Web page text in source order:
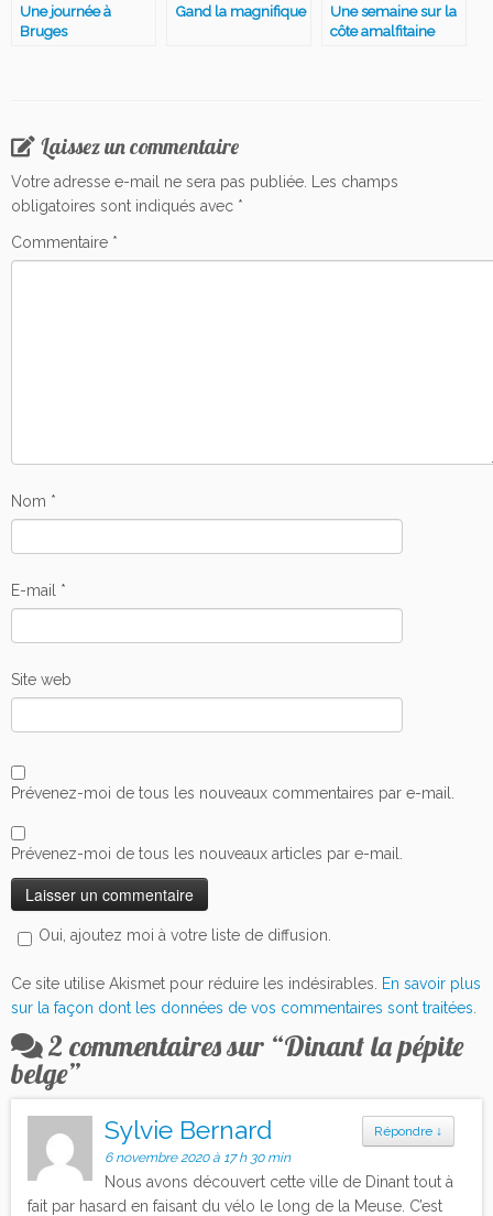
Une journée à
Bruges
Gand la magnifique
Une semaine sur la
côte amalfitaine
Laissez un commentaire
Votre adresse e-mail ne sera pas publiée.
Les champs
obligatoires sont indiqués avec *
Commentaire *
Nom *
E-mail *
Site web
Prévenez-moi de tous les nouveaux commentaires par e-mail.
Prévenez-moi de tous les nouveaux articles par e-mail.
Oui, ajoutez moi à votre liste de diffusion.
Ce site utilise Akismet pour réduire les indésirables.
En savoir plus
sur la façon dont les données de vos commentaires sont traitées
2 commentaires sur “Dinant la pépite
belge”
Répondre ↓
Sylvie Bernard
6 novembre 2020 à 17 h 30 min
Nous avons découvert cette ville de Dinant tout à
fait par hasard en faisant du vélo le long de la Meuse. C’est